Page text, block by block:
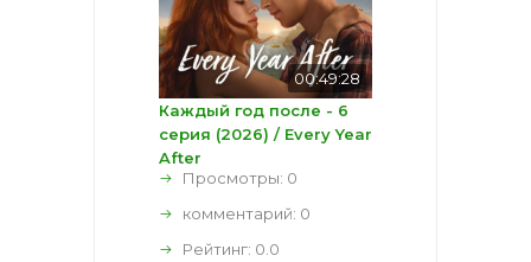
00:49:28
Каждый год после - 6
серия (2026) / Every Year
After
Просмотры: 0
комментарий: 0
Рейтинг: 0.0